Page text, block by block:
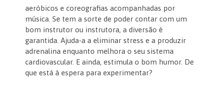
aeróbicos e coreografias acompanhadas por
música. Se tem a sorte de poder contar com um
bom instrutor ou instrutora, a diversão é
garantida. Ajuda-a a eliminar stress e a produzir
adrenalina enquanto melhora o seu sistema
cardiovascular. E ainda, estimula o bom humor. De
que está à espera para experimentar?